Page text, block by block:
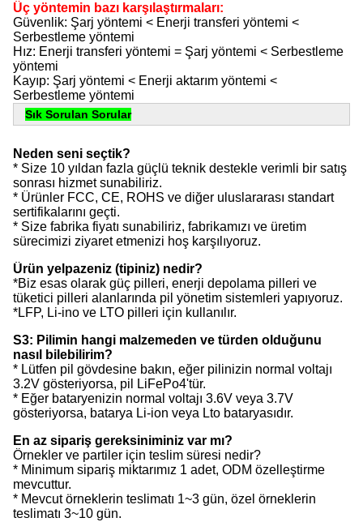
Üç yöntemin bazı karşılaştırmaları:
Güvenlik: Şarj yöntemi < Enerji transferi yöntemi <
Serbestleme yöntemi
Hız: Enerji transferi yöntemi = Şarj yöntemi < Serbestleme
yöntemi
Kayıp: Şarj yöntemi < Enerji aktarım yöntemi <
Serbestleme yöntemi
Sık Sorulan Sorular
Neden seni seçtik?
* Size 10 yıldan fazla güçlü teknik destekle verimli bir satış
sonrası hizmet sunabiliriz.
* Ürünler FCC, CE, ROHS ve diğer uluslararası standart
sertifikalarını geçti.
* Size fabrika fiyatı sunabiliriz, fabrikamızı ve üretim
sürecimizi ziyaret etmenizi hoş karşılıyoruz.
Ürün yelpazeniz (tipiniz) nedir?
*Biz esas olarak güç pilleri, enerji depolama pilleri ve
tüketici pilleri alanlarında pil yönetim sistemleri yapıyoruz.
*LFP, Li-ino ve LTO pilleri için kullanılır.
S3: Pilimin hangi malzemeden ve türden olduğunu
nasıl bilebilirim?
* Lütfen pil gövdesine bakın, eğer pilinizin normal voltajı
3.2V gösteriyorsa, pil LiFePo4'tür.
* Eğer bataryenizin normal voltajı 3.6V veya 3.7V
gösteriyorsa, batarya Li-ion veya Lto bataryasıdır.
En az sipariş gereksiniminiz var mı?
Örnekler ve partiler için teslim süresi nedir?
* Minimum sipariş miktarımız 1 adet, ODM özelleştirme
mevcuttur.
* Mevcut örneklerin teslimatı 1~3 gün, özel örneklerin
teslimatı 3~10 gün.